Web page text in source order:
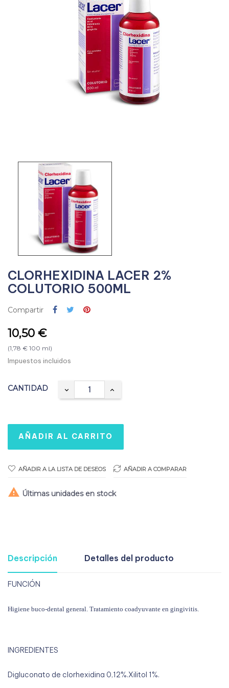
CLORHEXIDINA LACER 2%
COLUTORIO 500ML
Compartir
10,50 €
(1,78 € 100 ml)
Impuestos incluidos
CANTIDAD
AÑADIR AL CARRITO
AÑADIR A LA LISTA DE DESEOS AÑADIR A COMPARAR
 Últimas unidades en stock
Descripción Detalles del producto
FUNCIÓN
Higiene buco-dental general. Tratamiento coadyuvante en gingivitis.
INGREDIENTES
Digluconato de clorhexidina 0,12%.Xilitol 1%.